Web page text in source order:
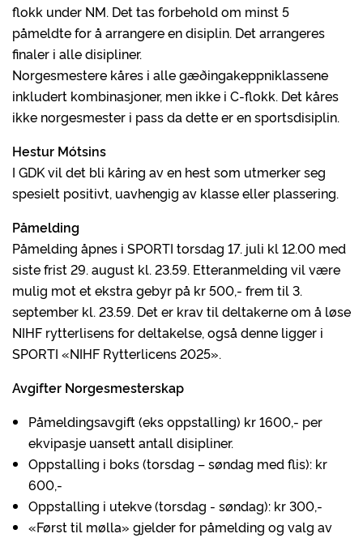
flokk under NM. Det tas forbehold om minst 5
påmeldte for å arrangere en disiplin. Det arrangeres
finaler i alle disipliner.
Norgesmestere kåres i alle gæðingakeppniklassene
inkludert kombinasjoner, men ikke i C-flokk. Det kåres
ikke norgesmester i pass da dette er en sportsdisiplin.
Hestur Mótsins
I GDK vil det bli kåring av en hest som utmerker seg
spesielt positivt, uavhengig av klasse eller plassering.
Påmelding
Påmelding åpnes i SPORTI torsdag 17. juli kl 12.00 med
siste frist 29. august kl. 23.59. Etteranmelding vil være
mulig mot et ekstra gebyr på kr 500,- frem til 3.
september kl. 23.59. Det er krav til deltakerne om å løse
NIHF rytterlisens for deltakelse, også denne ligger i
SPORTI «NIHF Rytterlicens 2025».
Avgifter Norgesmesterskap
Påmeldingsavgift (eks oppstalling) kr 1600,- per
ekvipasje uansett antall disipliner.
Oppstalling i boks (torsdag – søndag med flis): kr
600,-
Oppstalling i utekve (torsdag - søndag): kr 300,-
«Først til mølla» gjelder for påmelding og valg av